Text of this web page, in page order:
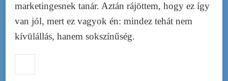
marketingesnek tanár. Aztán rájöttem, hogy ez így
van jól, mert ez vagyok én: mindez tehát nem
kívülállás, hanem sokszínűség.